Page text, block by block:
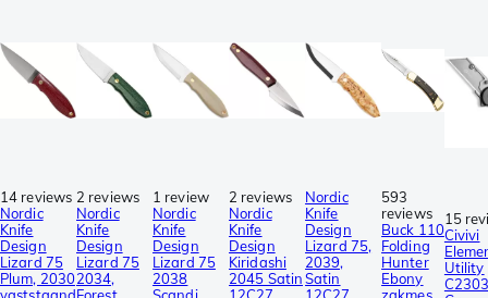
14 reviews
Nordic
Knife
Design
Lizard 75
Plum, 2030
2 reviews
Nordic
Knife
Design
Lizard 75
2034,
1 review
Nordic
Knife
Design
Lizard 75
2038
2 reviews
Nordic
Knife
Design
Kiridashi
2045 Satin
Nordic
Knife
Design
Lizard 75,
2039,
Satin
593
reviews
Buck 110
Folding
Hunter
Ebony
15
Civivi
Utility